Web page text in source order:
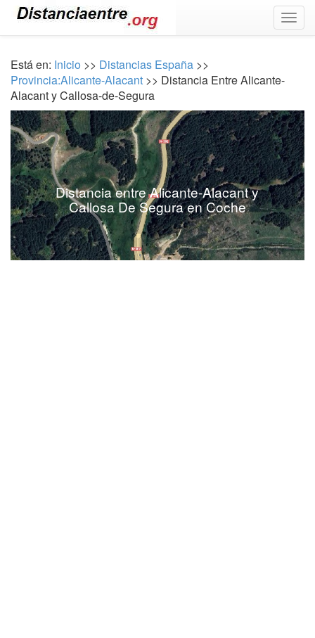
Está en: Inicio >> Distancias España >>
Provincia:Alicante-Alacant >> Distancia Entre Alicante-
Alacant y Callosa-de-Segura
Distancia entre Alicante-Alacant y
Callosa De Segura en Coche